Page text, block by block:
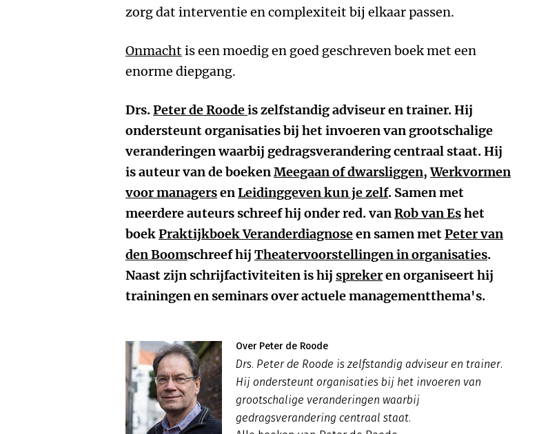
zorg dat interventie en complexiteit bij elkaar passen.
Onmacht is een moedig en goed geschreven boek met een
enorme diepgang.
Drs.Peter de Roodeis zelfstandig adviseur en trainer. Hij
ondersteunt organisaties bij het invoeren van grootschalige
veranderingen waarbij gedragsverandering centraal staat. Hij
is auteur van de boekenMeegaan of dwarsliggen,Werkvormen
voor managersenLeidinggeven kun je zelf. Samen met
meerdere auteurs schreef hij onder red. vanRob van Eshet
boekPraktijkboek Veranderdiagnoseen samen metPeter van
den Boomschreef hij Theatervoorstellingen in organisaties.
Naast zijn schrijfactiviteiten is hij sprekeren organiseert hij
trainingen en seminars over actuele managementthema's.
Over Peter de Roode
Drs. Peter de Roode is zelfstandig adviseur en trainer.
Hij ondersteunt organisaties bij het invoeren van
grootschalige veranderingen waarbij
gedragsverandering centraal staat.